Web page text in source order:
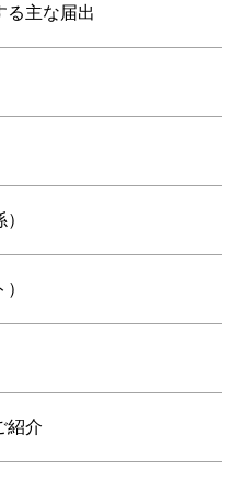
る主な届出
紹介